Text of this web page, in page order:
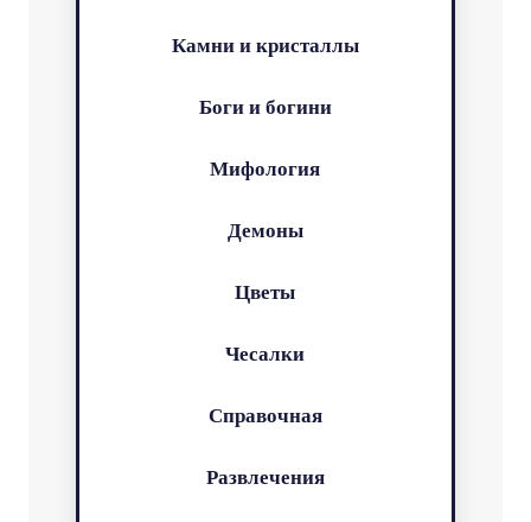
Камни и кристаллы
Боги и богини
Мифология
Демоны
Цветы
Чесалки
Справочная
Развлечения